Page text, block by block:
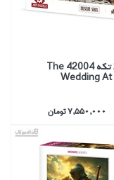
2000 تكه 42004 The
Wedding At
7,550,000 تومان